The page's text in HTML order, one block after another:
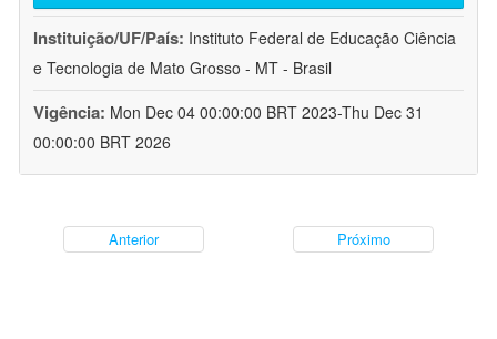
Instituição/UF/País: Instituto Federal de Educação Ciência
e Tecnologia de Mato Grosso - MT - Brasil
Vigência: Mon Dec 04 00:00:00 BRT 2023-Thu Dec 31
00:00:00 BRT 2026
Anterior Próximo